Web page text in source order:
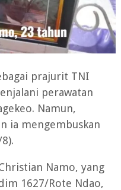
prajurit TNI
perawatan
Namun,
ia mengembuskan
Namo, yang
1627/Rote Ndao,